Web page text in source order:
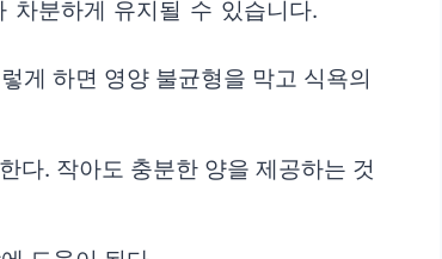
차분하게 유지될 수 있습니다.
게 하면 영양 불균형을 막고 식욕의
다. 작아도 충분한 양을 제공하는 것